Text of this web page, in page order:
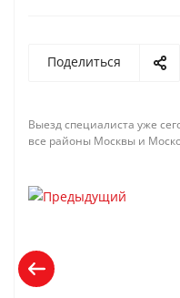
Поделиться
Выезд специалиста уже
все районы Москвы и